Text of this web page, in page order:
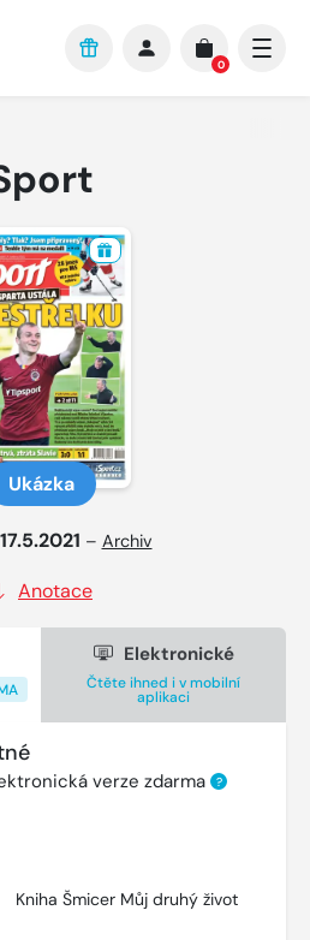
0
Ukázka
17.5.2021 – Archiv
Anotace
Elektronické
Čtěte ihned i v mobilní
aplikaci
verze zdarma ?
Kniha Šmicer Můj druhý život